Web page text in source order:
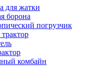
для жатки
борона
погрузчик
комбайн